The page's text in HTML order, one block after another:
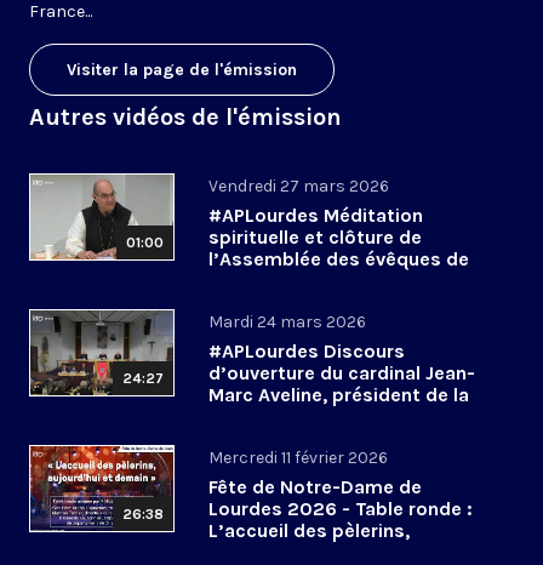
France...
Visiter la page de l'émission
Autres vidéos de l'émission
01:00
Vendredi 27 mars 2026
#APLourdes Méditation
spirituelle et clôture de
l’Assemblée des évêques de
24:27
Mardi 24 mars 2026
#APLourdes Discours
d’ouverture du cardinal Jean-
Marc Aveline, président de la
26:38
Mercredi 11 février 2026
Fête de Notre-Dame de
Lourdes 2026 - Table ronde :
L’accueil des pèlerins,